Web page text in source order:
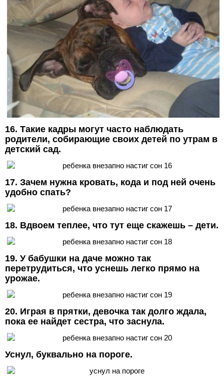
16. Такие кадры могут часто наблюдать
родители, собирающие своих детей по утрам в
детский сад.
17. Зачем нужна кровать, кода и под ней очень
удобно спать?
18. Вдвоем теплее, что тут еще скажешь – дети.
19. У бабушки на даче можно так
перетрудиться, что уснешь легко прямо на
урожае.
20. Играя в прятки, девочка так долго ждала,
пока ее найдет сестра, что заснула.
Уснул, буквально на пороге.